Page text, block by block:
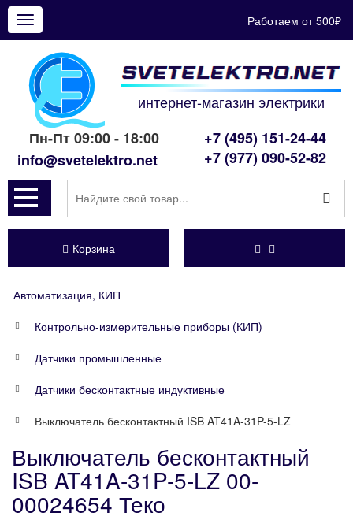
Показать
меню
Работаем от 500₽
интернет-магазин электрики
Пн-Пт 09:00 - 18:00
info@svetelektro.net
+7 (495) 151-24-44
+7 (977) 090-52-82
Корзина
Автоматизация, КИП
Контрольно-измерительные приборы (КИП)
Датчики промышленные
Датчики бесконтактные индуктивные
Выключатель бесконтактный ISB AT41A-31P-5-LZ
Выключатель бесконтактный
ISB AT41A-31P-5-LZ 00-
00024654 Теко